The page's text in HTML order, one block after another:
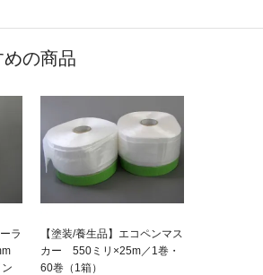
の商品
ラ
【塗装/養生品】エコペンマス
カー 550ミリ×25m／1巻・
60巻（1箱）